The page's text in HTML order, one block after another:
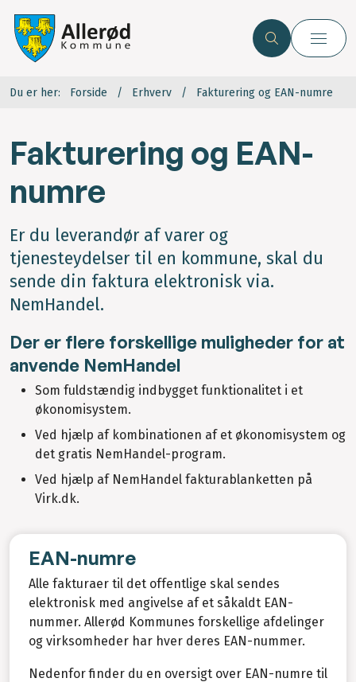
Du er her: Forside Erhverv Fakturering og EAN-numre
Fakturering og EAN-
numre
Er du leverandør af varer og
tjenesteydelser til en kommune, skal du
sende din faktura elektronisk via.
NemHandel.
Der er flere forskellige muligheder for at
anvende NemHandel
Som fuldstændig indbygget funktionalitet i et
økonomisystem.
Ved hjælp af kombinationen af et økonomisystem og
det gratis NemHandel-program.
Ved hjælp af NemHandel fakturablanketten på
Virk.dk.
EAN-numre
Alle fakturaer til det offentlige skal sendes
elektronisk med angivelse af et såkaldt EAN-
nummer. Allerød Kommunes forskellige afdelinger
og virksomheder har hver deres EAN-nummer.
Nedenfor finder du en oversigt over EAN-numre til